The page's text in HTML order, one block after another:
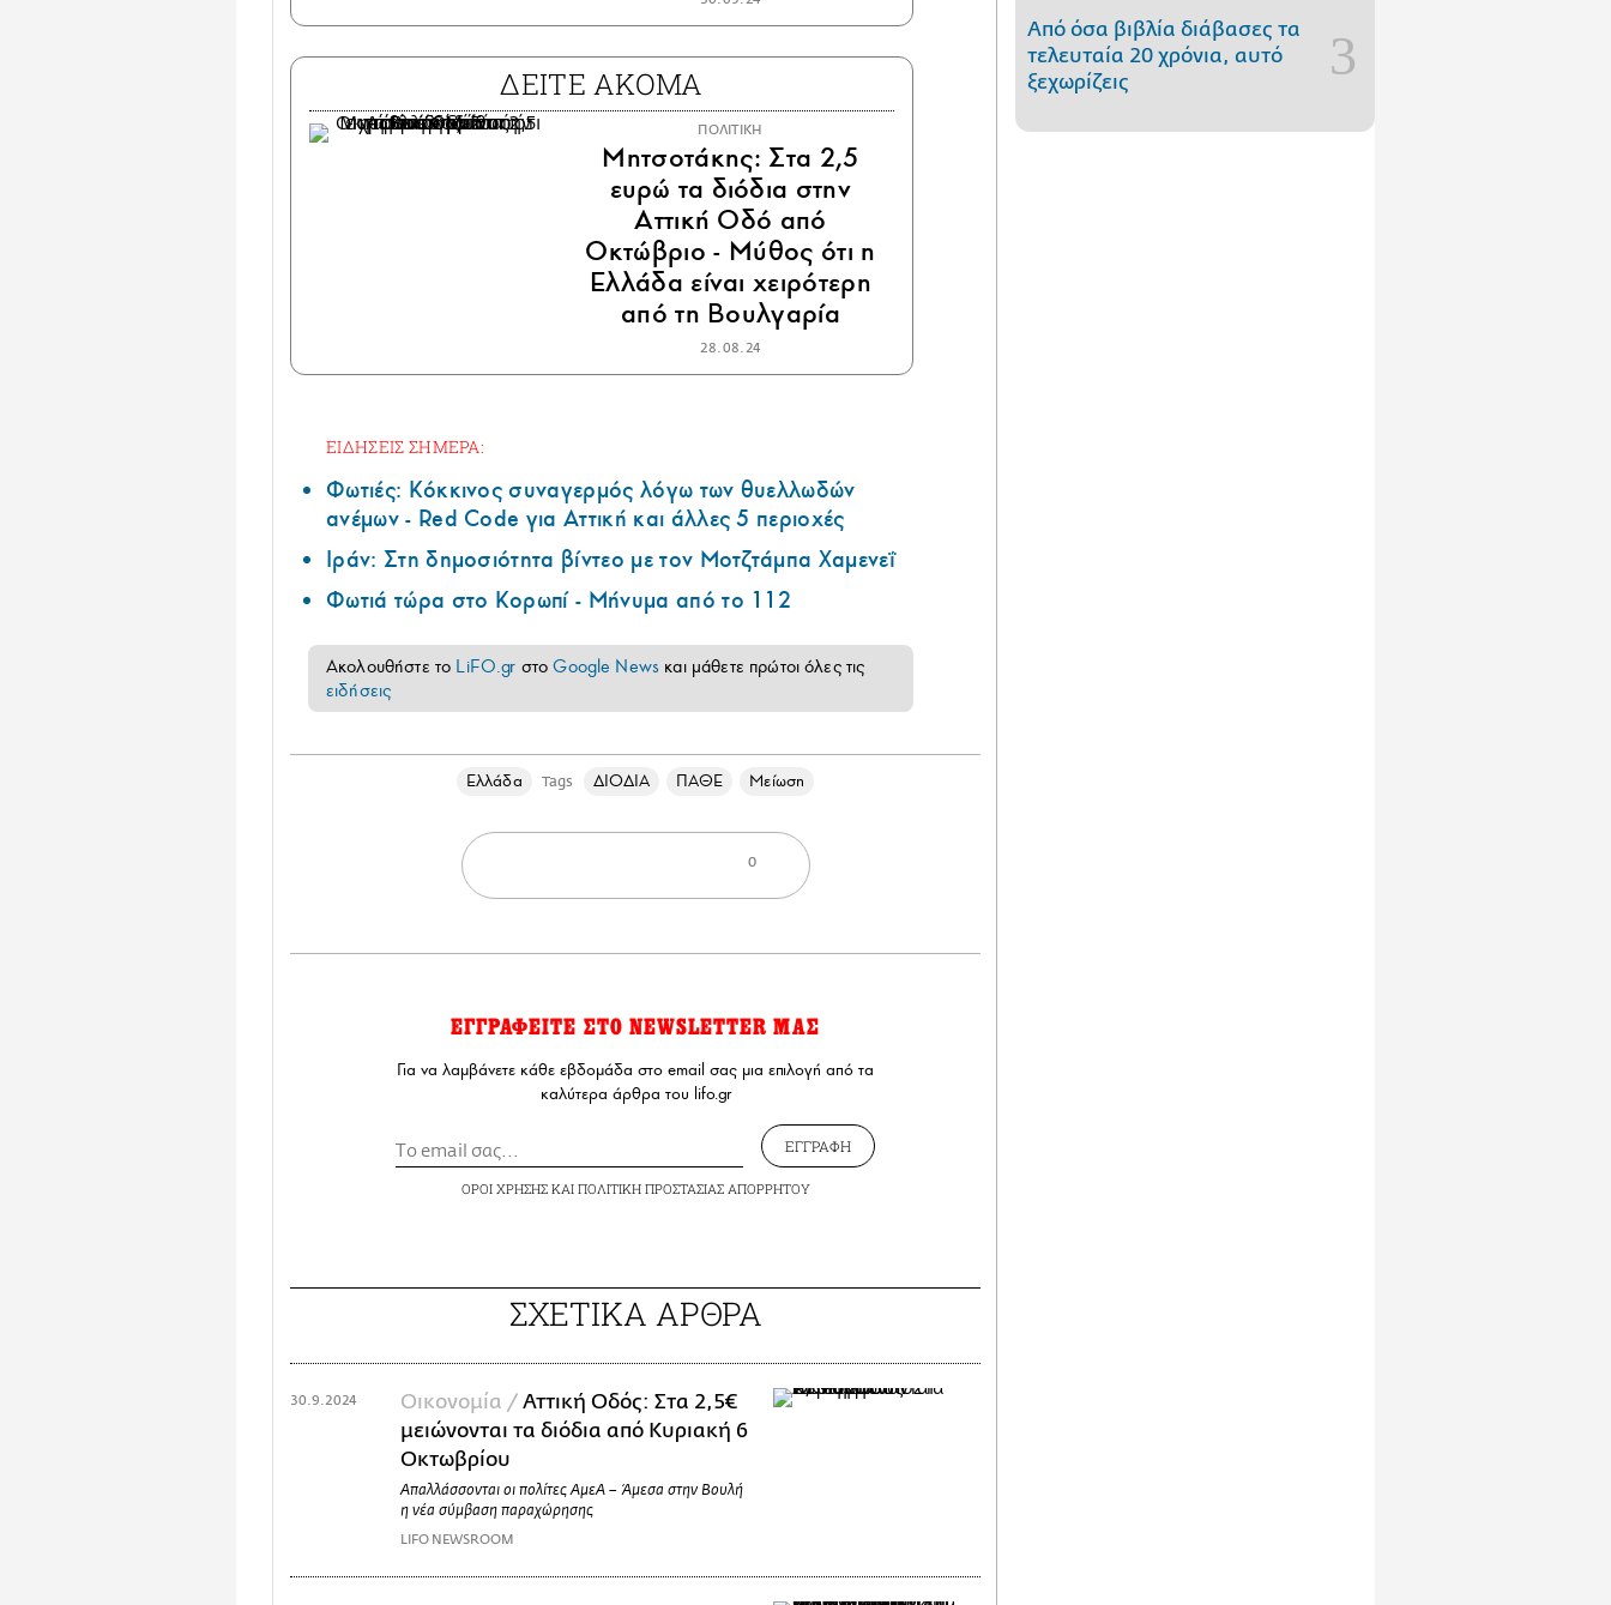
ΔΕΙΤΕ ΑΚΟΜΑ
ΠΟΛΙΤΙΚΗ
Μητσοτάκης: Στα 2,5
ευρώ τα διόδια στην
Αττική Οδό από
Οκτώβριο - Μύθος ότι η
Ελλάδα είναι χειρότερη
από τη Βουλγαρία
28.08.24
ΕΙΔΗΣΕΙΣ ΣΗΜΕΡΑ:
Φωτιές: Κόκκινος συναγερμός λόγω των θυελλωδών
ανέμων - Red Code για Αττική και άλλες 5 περιοχές
Ιράν: Στη δημοσιότητα βίντεο με τον Μοτζτάμπα Χαμενεΐ
Φωτιά τώρα στο Κορωπί - Μήνυμα από το 112
Ακολουθήστε το LiFO.gr στοGoogle News και μάθετε πρώτοι όλες τις
ειδήσεις
Ελλάδα Tags ΔΙΟΔΙΑ ΠΑΘΕ Μείωση
0
ΕΓΓΡΑΦΕΙΤΕ ΣΤΟ NEWSLETTER ΜΑΣ
Για να λαμβάνετε κάθε εβδομάδα στο email σας μια επιλογή από τα
καλύτερα άρθρα του lifo.gr
ΕΓΓΡΑΦΗ
ΟΡΟΙ ΧΡΗΣΗΣΚΑΙ ΠΟΛΙΤΙΚΗ ΠΡΟΣΤΑΣΙΑΣ ΑΠΟΡΡΗΤΟΥ
ΣΧΕΤΙΚΑ ΑΡΘΡΑ
Οικονομία /Αττική Οδός: Στα 2,5€
μειώνονται τα διόδια από Κυριακή 6
Οκτωβρίου
Απαλλάσσονται οι πολίτες ΑμεΑ – Άμεσα στην Βουλή
η νέα σύμβαση παραχώρησης
LIFO NEWSROOM
30.9.2024
Από όσα βιβλία διάβασες τα
τελευταία 20 χρόνια, αυτό
ξεχωρίζεις